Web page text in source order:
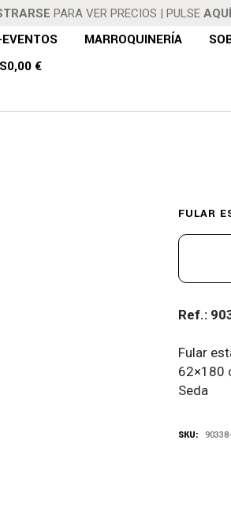
PARA VER PRECIOS | PULSE AQUÍ
MARROQUINERÍA
0,00 €
FULAR
Ref.:
Fular
62×180
Seda
SKU: